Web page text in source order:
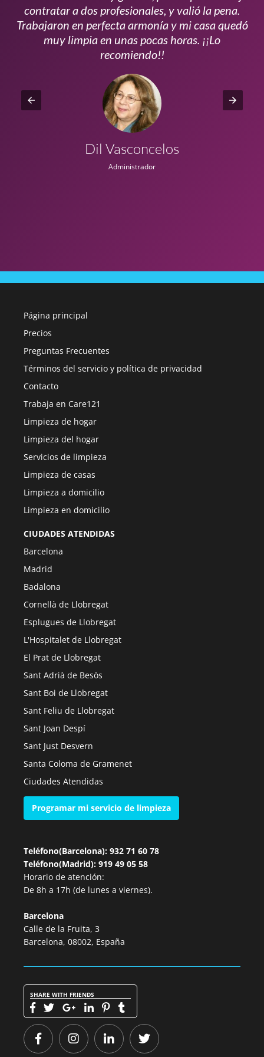
contratar a dos profesionales, y valió la pena.
Trabajaron en perfecta armonía y mi casa quedó
muy limpia en unas pocas horas. ¡¡Lo
recomiendo!!
Dil Vasconcelos
Administrador
Página principal
Precios
Preguntas Frecuentes
Términos del servicio y política de privacidad
Contacto
Trabaja en Care121
Limpieza de hogar
Limpieza del hogar
Servicios de limpieza
Limpieza de casas
Limpieza a domicilio
Limpieza en domicilio
CIUDADES ATENDIDAS
Barcelona
Madrid
Badalona
Cornellà de Llobregat
Esplugues de Llobregat
L'Hospitalet de Llobregat
El Prat de Llobregat
Sant Adrià de Besòs
Sant Boi de Llobregat
Sant Feliu de Llobregat
Sant Joan Despí
Sant Just Desvern
Santa Coloma de Gramenet
Ciudades Atendidas
Programar mi servicio de limpieza
Teléfono(Barcelona): 932 71 60 78
Teléfono(Madrid): 919 49 05 58
Horario de atención:
De 8h a 17h (de lunes a viernes).
Barcelona
Calle de la Fruita, 3
Barcelona, 08002, España
SHARE WITH FRIENDS